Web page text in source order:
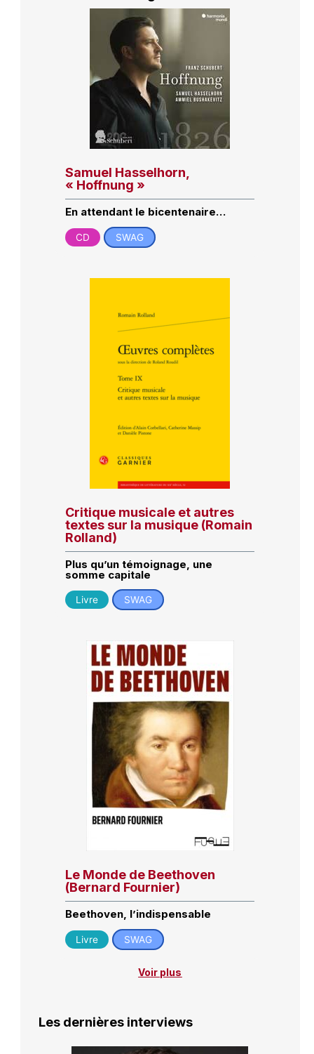
Samuel Hasselhorn,
« Hoffnung »
En attendant le bicentenaire…
CD SWAG
Critique musicale et autres
textes sur la musique (Romain
Rolland)
Plus qu’un témoignage, une
somme capitale
Livre SWAG
Le Monde de Beethoven
(Bernard Fournier)
Beethoven, l’indispensable
Livre SWAG
Voir plus
Les dernières interviews